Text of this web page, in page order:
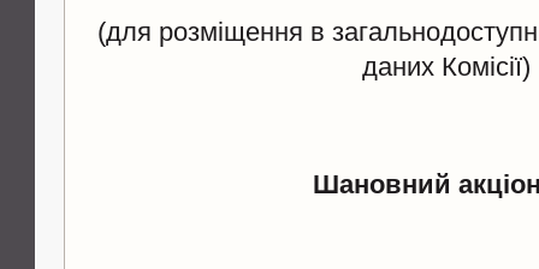
(для розміщення в
даних Комісії)
Шановний